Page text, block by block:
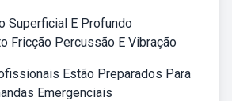
Superficial E Profundo
Fricção Percussão E Vibração
Estão Preparados Para
Emergenciais